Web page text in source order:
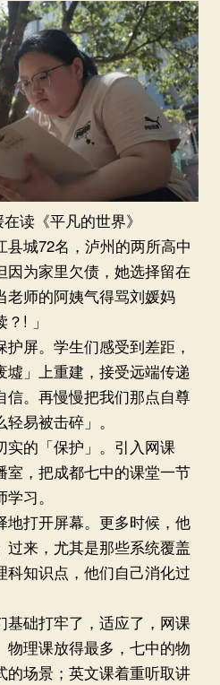
读《平凡的世界》
城72名，泸州的两所高中
因为家里欠债，她选择留在
老师的阿姨气得骂刘媛妈
! 」
屏。学生们感受到差距，
」上重建，接受远端传递
信。再慢慢把我们那点自尊
易被击碎」。
的「保护」。引入网课
室，把成都七中的课堂一节
习。
打开屏幕。更多时候，他
过来，尤其是那些系统覆盖
科知识点，他们自己消化过
础打牢了，适应了，网课
物理课放得最多，七中的物
的场景；英文课着重听取讲